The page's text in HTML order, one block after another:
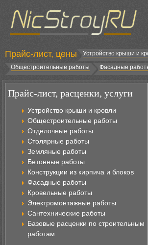
Прайс-лист, цены Устройство крыши и
Общестроительные работы
Фасадные
Прайс-лист, расценки, услуги
Устройство крыши и кровли
Общестроительные работы
Отделочные работы
Столярные работы
Земляные работы
Бетонные работы
Конструкции из кирпича и блоков
Фасадные работы
Кровельные работы
Электромонтажные работы
Сантехнические работы
Базовые расценки по строительным
работам